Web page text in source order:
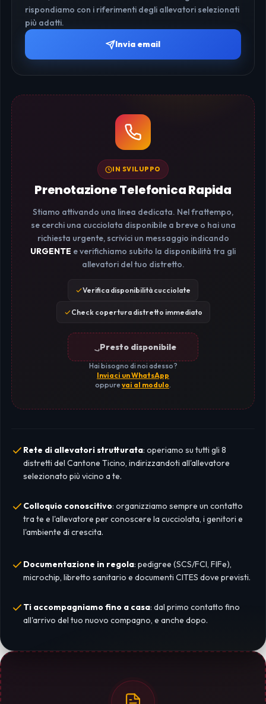
rispondiamo con i riferimenti degli allevatori selezionati
più adatti.
Invia email
IN SVILUPPO
Prenotazione Telefonica Rapida
Stiamo attivando una linea dedicata. Nel frattempo,
se cerchi una cucciolata disponibile a breve o hai una
richiesta urgente, scrivici un messaggio indicando
URGENTE e verifichiamo subito la disponibilità tra gli
allevatori del tuo distretto.
Verifica disponibilità cucciolate
Check copertura distretto immediato
Presto disponibile
Hai bisogno di noi adesso?
Inviaci un WhatsApp
oppurevai al modulo.
Rete di allevatori strutturata: operiamo su tutti gli 8
distretti del Cantone Ticino, indirizzandoti all'allevatore
selezionato più vicino a te.
Colloquio conoscitivo: organizziamo sempre un contatto
tra te e l'allevatore per conoscere la cucciolata, i genitori e
l'ambiente di crescita.
Documentazione in regola: pedigree (SCS/FCI, FIFe),
microchip, libretto sanitario e documenti CITES dove previsti.
Ti accompagniamo fino a casa: dal primo contatto fino
all'arrivo del tuo nuovo compagno, e anche dopo.